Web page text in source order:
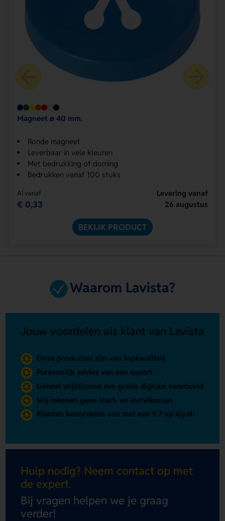
Magneet ø 40 mm.
Ronde magneet
Leverbaar in vele kleuren
Met bedrukking of doming
Bedrukken vanaf 100 stuks
Al vanaf
€ 0,33
Levering vanaf
26 augustus
BEKIJK PRODUCT
Waarom Lavista?
Jouw voordelen als klant van Lavista
Onze producten zijn van topkwaliteit
Persoonlijk advies van een expert
Geheel vrijblijvend een gratis digitaal voorbeeld
Wij rekenen geen start- en instelkosten
Klanten beoordelen ons met een 9.7 op kiyoh
Hulp nodig? Neem contact op met
de expert.
Bij vragen helpen we je graag
verder!